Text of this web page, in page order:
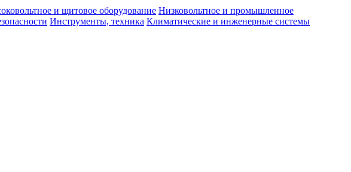
и щитовое оборудование Низковольтное и промышленное
Инструменты, техника Климатические и инженерные системы